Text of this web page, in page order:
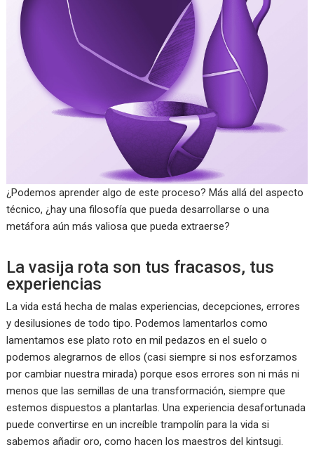
¿Podemos aprender algo de este proceso? Más allá del aspecto
técnico, ¿hay una filosofía que pueda desarrollarse o una
metáfora aún más valiosa que pueda extraerse?
La vasija rota son tus fracasos, tus
experiencias
La vida está hecha de malas experiencias, decepciones, errores
y desilusiones de todo tipo. Podemos lamentarlos como
lamentamos ese plato roto en mil pedazos en el suelo o
podemos alegrarnos de ellos (casi siempre si nos esforzamos
por cambiar nuestra mirada) porque esos errores son ni más ni
menos que las semillas de una transformación, siempre que
estemos dispuestos a plantarlas. Una experiencia desafortunada
puede convertirse en un increíble trampolín para la vida si
sabemos añadir oro, como hacen los maestros del kintsugi.